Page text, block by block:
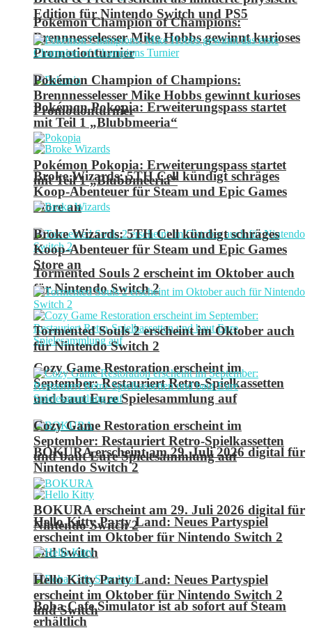
Pokémon Champion of Champions:
Brennnesselesser Mike Hobbs gewinnt kurioses
Promotionturnier
Pokémon Pokopia: Erweiterungspass startet
mit Teil 1 „Blubbmeeria“
Broke Wizards: 5TH Cell kündigt schräges
Koop-Abenteuer für Steam und Epic Games
Store an
Tormented Souls 2 erscheint im Oktober auch
für Nintendo Switch 2
Cozy Game Restoration erscheint im
September: Restauriert Retro-Spielkassetten
und baut Eure Spielesammlung auf
BOKURA erscheint am 29. Juli 2026 digital für
Nintendo Switch 2
Hello Kitty Party Land: Neues Partyspiel
erscheint im Oktober für Nintendo Switch 2
und Switch
Boba Cafe Simulator ist ab sofort auf Steam
erhältlich
Edition für Nintendo Switch und PS5
Pokémon Champion of Champions:
Brennnesselesser Mike Hobbs gewinnt kurioses
Promotionturnier
Pokémon Pokopia: Erweiterungspass startet
mit Teil 1 „Blubbmeeria“
Broke Wizards: 5TH Cell kündigt schräges
Koop-Abenteuer für Steam und Epic Games
Store an
Tormented Souls 2 erscheint im Oktober auch
für Nintendo Switch 2
Cozy Game Restoration erscheint im
September: Restauriert Retro-Spielkassetten
und baut Eure Spielesammlung auf
BOKURA erscheint am 29. Juli 2026 digital für
Nintendo Switch 2
Hello Kitty Party Land: Neues Partyspiel
erscheint im Oktober für Nintendo Switch 2
und Switch